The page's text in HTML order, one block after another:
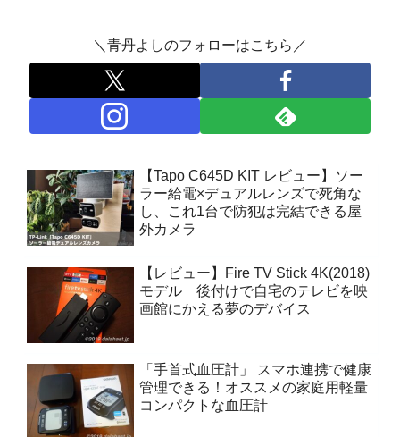
＼青丹よしのフォローはこちら／
【Tapo C645D KIT レビュー】ソー
ラー給電×デュアルレンズで死角な
し、これ1台で防犯は完結できる屋
外カメラ
【レビュー】Fire TV Stick 4K(2018)
モデル 後付けで自宅のテレビを映
画館にかえる夢のデバイス
「手首式血圧計」 スマホ連携で健康
管理できる！オススメの家庭用軽量
コンパクトな血圧計